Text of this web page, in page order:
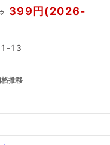
399円(2026-
13